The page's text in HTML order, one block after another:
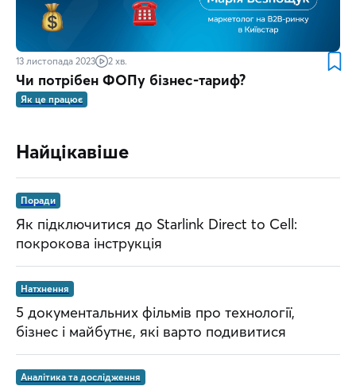
13 листопада 2023 2 хв.
Чи потрібен ФОПу бізнес-тариф?
Як це працює
Найцікавіше
Поради
Як підключитися до Starlink Direct to Cell:
покрокова інструкція
Натхнення
5 документальних фільмів про технології,
бізнес і майбутнє, які варто подивитися
Аналітика та дослідження